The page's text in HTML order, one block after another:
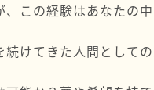
この経験はあなたの
けてきた人間として